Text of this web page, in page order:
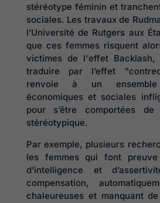
stéréotype féminin et
sociales. Les travaux de
l’Université de Rutgers aux
que ces femmes risquent
victimes de l'effet
traduire par l’effet
renvoie à un
économiques et sociales
pour s’être comportées
stéréotypique.
Par exemple, plusieurs
les femmes qui font preuve
d’intelligence et
compensation,
chaleureuses et manquant